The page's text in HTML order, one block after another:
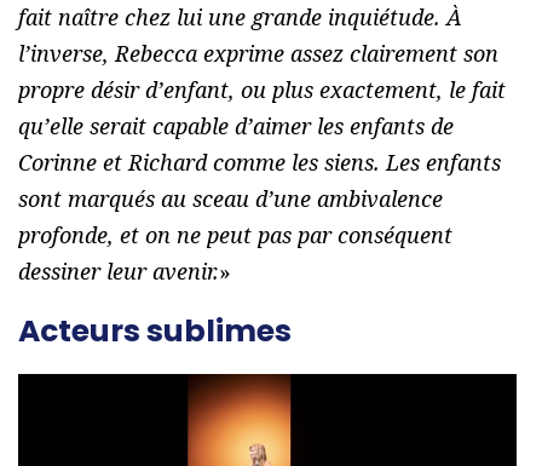
fait naître chez lui une grande inquiétude. À
l’inverse, Rebecca exprime assez clairement son
propre désir d’enfant, ou plus exactement, le fait
qu’elle serait capable d’aimer les enfants de
Corinne et Richard comme les siens. Les enfants
sont marqués au sceau d’une ambivalence
profonde, et on ne peut pas par conséquent
dessiner leur avenir.»
Acteurs sublimes